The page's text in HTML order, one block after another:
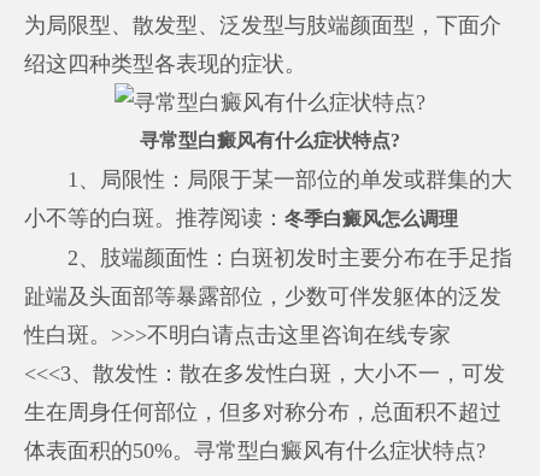
为局限型、散发型、泛发型与肢端颜面型，下面介
绍这四种类型各表现的症状。
寻常型白癜风有什么症状特点?
1、局限性：局限于某一部位的单发或群集的大
小不等的白斑。推荐阅读：冬季白癜风怎么调理
2、肢端颜面性：白斑初发时主要分布在手足指
趾端及头面部等暴露部位，少数可伴发躯体的泛发
性白斑。>>>不明白请点击这里咨询在线专家
<<<3、散发性：散在多发性白斑，大小不一，可发
生在周身任何部位，但多对称分布，总面积不超过
体表面积的50%。寻常型白癜风有什么症状特点?